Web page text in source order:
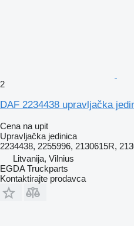
2
DAF 2234438 upravljačka
Cena na upit
Upravljačka jedinica
2234438, 2255996, 2130615R,
Litvanija, Vilnius
EGDA Truckparts
Kontaktirajte prodavca